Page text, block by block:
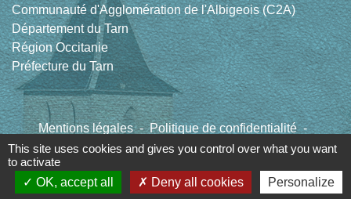
Communauté d'Agglomération de l'Albigeois (C2A)
Département du Tarn
Région Occitanie
Préfecture du Tarn
Mentions légales - Politique de confidentialité -
Accessibilité - Plan du site - Gestion des cookies
Site créé en partenariat avec Réseau des Communes
This site uses cookies and gives you control over what you want
to activate
OK, accept all
Deny all cookies Personalize